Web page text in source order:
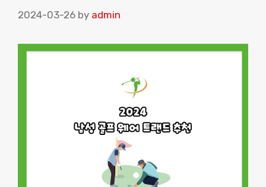
2024-03-26 by admin